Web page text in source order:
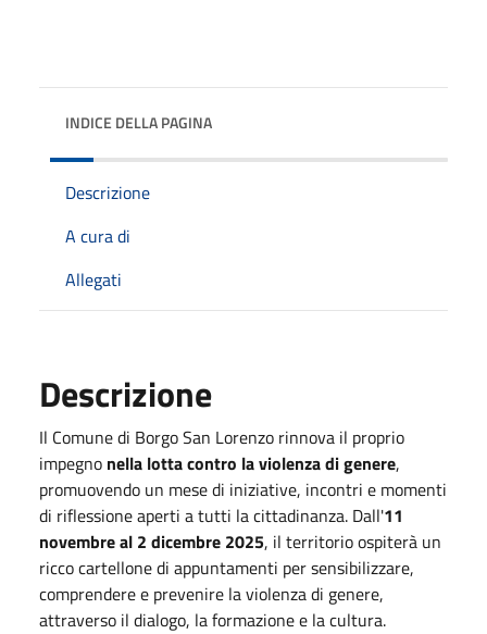
INDICE DELLA PAGINA
Descrizione
A cura di
Allegati
Descrizione
Il Comune di Borgo San Lorenzo rinnova il proprio
impegno nella lotta contro la violenza di genere,
promuovendo un mese di iniziative, incontri e momenti
di riflessione aperti a tutti la cittadinanza. Dall'11
novembre al 2 dicembre 2025, il territorio ospiterà un
ricco cartellone di appuntamenti per sensibilizzare,
comprendere e prevenire la violenza di genere,
attraverso il dialogo, la formazione e la cultura.